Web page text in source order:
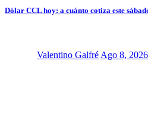
Dólar CCL hoy: a cuánto cotiza este
Valentino Galfré Ago 8, 2026